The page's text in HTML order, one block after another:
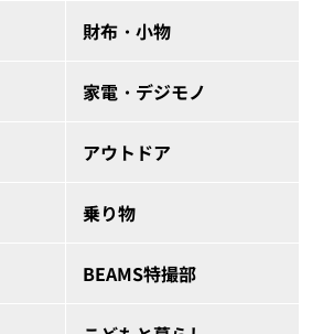
財布・小物
家電・デジモノ
アウトドア
乗り物
BEAMS特撮部